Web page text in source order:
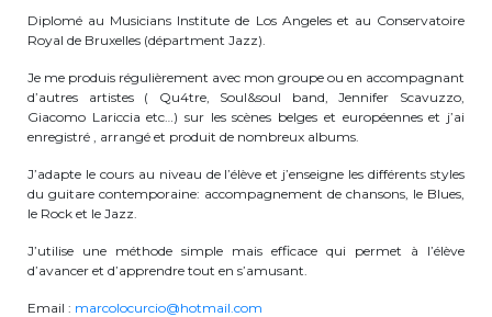
periscolaire.berkendael@apeee-bxl1-
services.be
BE91 3631 6790 0976
Activités périscolaires Uccle
+32 (0)2 375 31 35
cesame@apeee-bxl1-services.be
BE30 3100 2003 2711
Diplomé au Musicians Institute de Los Angeles et au Conservatoire
Royal de Bruxelles (départment Jazz).
Je me produis régulièrement avec mon groupe ou en accompagnant
d’autres artistes ( Qu4tre, Soul&soul band, Jennifer Scavuzzo,
Giacomo Lariccia etc…) sur les scènes belges et européennes et j’ai
enregistré , arrangé et produit de nombreux albums.
J’adapte le cours au niveau de l’élève et j’enseigne les différents styles
du guitare contemporaine: accompagnement de chansons, le Blues,
le Rock et le Jazz.
J’utilise une méthode simple mais efficace qui permet à l’élève
d’avancer et d’apprendre tout en s’amusant.
Email : marcolocurcio@hotmail.com